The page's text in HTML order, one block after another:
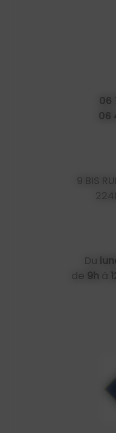
06
06
9 BIS
Du
de 9h à